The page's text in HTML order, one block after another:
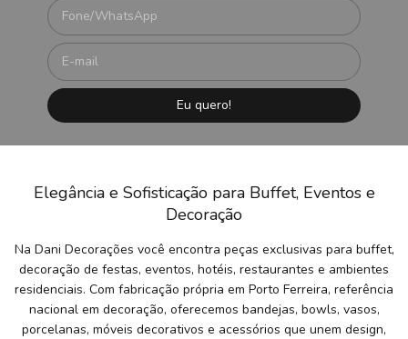
Elegância e Sofisticação para Buffet, Eventos e
Decoração
Na Dani Decorações você encontra peças exclusivas para buffet,
decoração de festas, eventos, hotéis, restaurantes e ambientes
residenciais. Com fabricação própria em Porto Ferreira, referência
nacional em decoração, oferecemos bandejas, bowls, vasos,
porcelanas, móveis decorativos e acessórios que unem design,